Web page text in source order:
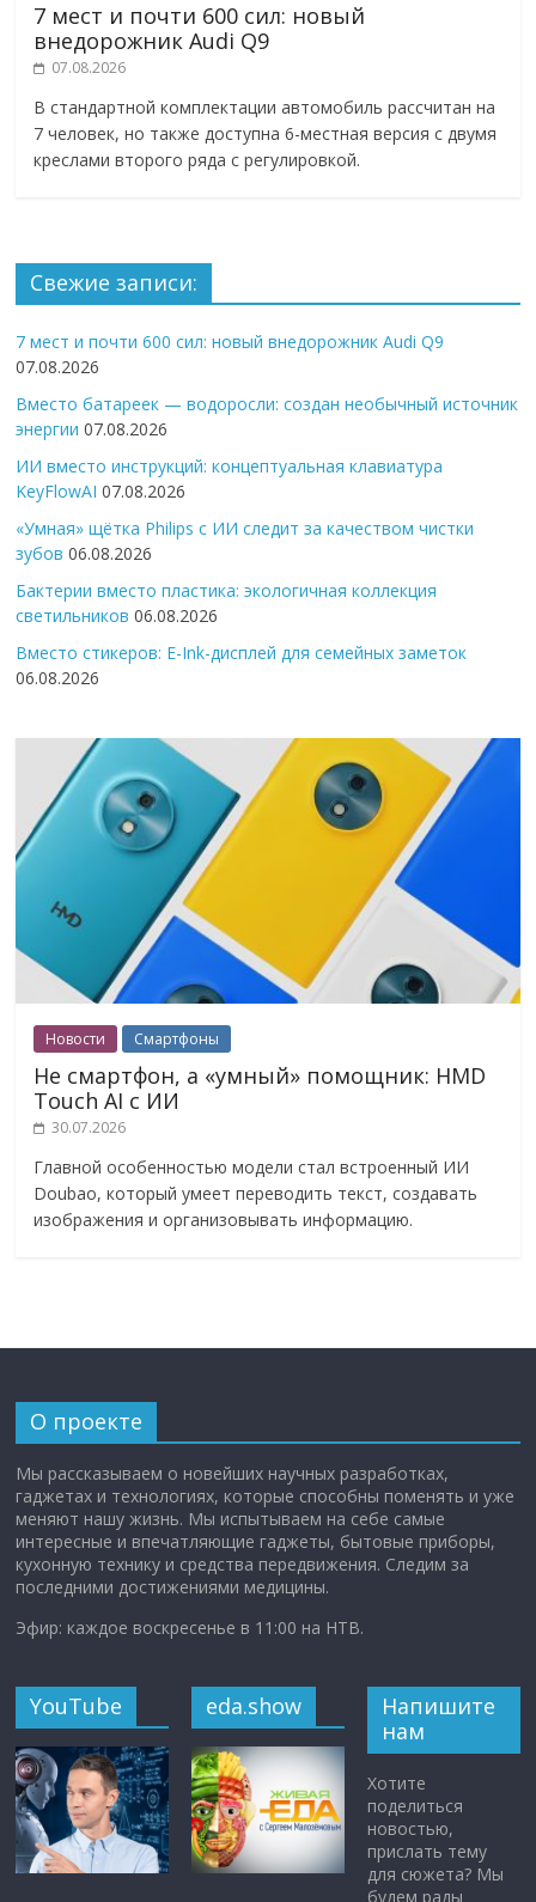
7 мест и почти 600 сил: новый
внедорожник Audi Q9
07.08.2026
В стандартной комплектации автомобиль рассчитан на
7 человек, но также доступна 6-местная версия с двумя
креслами второго ряда с регулировкой.
Свежие записи:
7 мест и почти 600 сил: новый внедорожник Audi Q9
07.08.2026
Вместо батареек — водоросли: создан необычный источник
энергии 07.08.2026
ИИ вместо инструкций: концептуальная клавиатура
KeyFlowAI 07.08.2026
«Умная» щётка Philips с ИИ следит за качеством чистки
зубов 06.08.2026
Бактерии вместо пластика: экологичная коллекция
светильников 06.08.2026
Вместо стикеров: E-Ink-дисплей для семейных заметок
06.08.2026
Новости Смартфоны
Не смартфон, а «умный» помощник: HMD
Touch AI с ИИ
30.07.2026
Главной особенностью модели стал встроенный ИИ
Doubao, который умеет переводить текст, создавать
изображения и организовывать информацию.
О проекте
Мы рассказываем о новейших научных разработках,
гаджетах и технологиях, которые способны поменять и уже
меняют нашу жизнь. Мы испытываем на себе самые
интересные и впечатляющие гаджеты, бытовые приборы,
кухонную технику и средства передвижения. Следим за
последними достижениями медицины.
Эфир: каждое воскресенье в 11:00 на НТВ.
YouTube eda.show
Напишите
нам
Хотите
поделиться
новостью,
прислать тему
для сюжета? Мы
будем рады